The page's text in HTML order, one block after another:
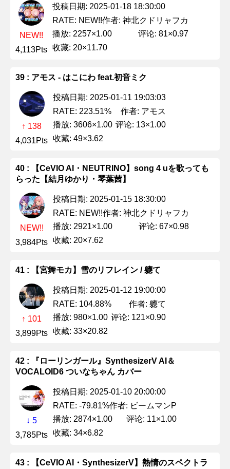
NEW!!
4,113Pts
投稿日期: 2025-01-18 18:30:00
RATE: NEW!!作者: 神北クドリャフカ
播放: 2257×1.00
评论: 81×0.97
收藏: 20×11.70
39 : アモス - はこにわ feat.初音ミク
↑ 138
4,031Pts
投稿日期: 2025-01-11 19:03:03
RATE: 223.51%
作者: アモス
播放: 3606×1.00 评论: 13×1.00
收藏: 49×3.62
40 : 【CeVIO AI・NEUTRINO】song 4 uを歌っても
らった【結月ゆかり・琴葉茜】
NEW!!
3,984Pts
投稿日期: 2025-01-15 18:30:00
RATE: NEW!!作者: 神北クドリャフカ
播放: 2921×1.00
评论: 67×0.98
收藏: 20×7.62
41 : 【宮舞モカ】雪のリフレイン / 軈て
↑ 101
3,899Pts
投稿日期: 2025-01-12 19:00:00
RATE: 104.88%
作者: 軈て
播放: 980×1.00 评论: 121×0.90
收藏: 33×20.82
42 : 『ローリンガール』SynthesizerV AI＆
VOCALOID6 ついなちゃん カバー
↓ 5
3,785Pts
投稿日期: 2025-01-10 20:00:00
RATE: -79.81%作者: ビームマンP
播放: 2874×1.00
评论: 11×1.00
收藏: 34×6.82
43 : 【CeVIO AI・SynthesizerV】熱情のスペクトラ